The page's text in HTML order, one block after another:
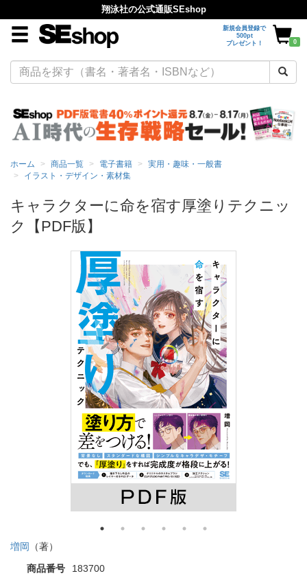
翔泳社の公式通販SEshop
新規会員登録で
500pt
プレゼント！
0
ホーム 商品一覧 電子書籍
実用・趣味・一般書
イラスト・デザイン・素材集
キャラクターに命を宿す厚塗りテクニッ
ク【PDF版】
増岡
（著）
商品番号
183700